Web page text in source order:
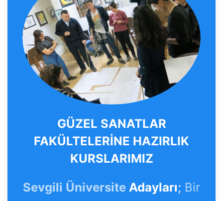
GÜZEL SANATLAR
FAKÜLTELERİNE HAZIRLIK
KURSLARIMIZ
Sevgili Üniversite Adayları; Bir